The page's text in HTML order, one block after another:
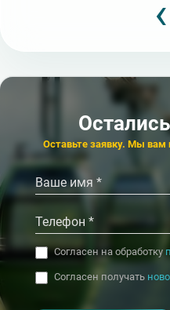
‹
Электроника
4.2
Оставьте заявку. Мы вам
Согласен на обработку
Согласен получать